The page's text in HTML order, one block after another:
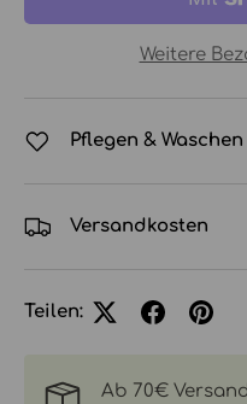
Weitere
Pflegen & Waschen
Versandkosten
Teilen:
Ab 70€